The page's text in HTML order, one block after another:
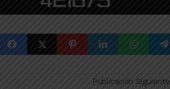
Publicación Siguiente